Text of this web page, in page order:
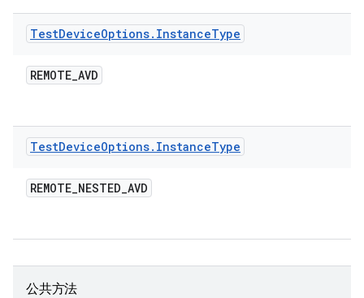
TestDeviceOptions. InstanceType
REMOTE_AVD
TestDeviceOptions. InstanceType
REMOTE_NESTED_AVD
公共方法